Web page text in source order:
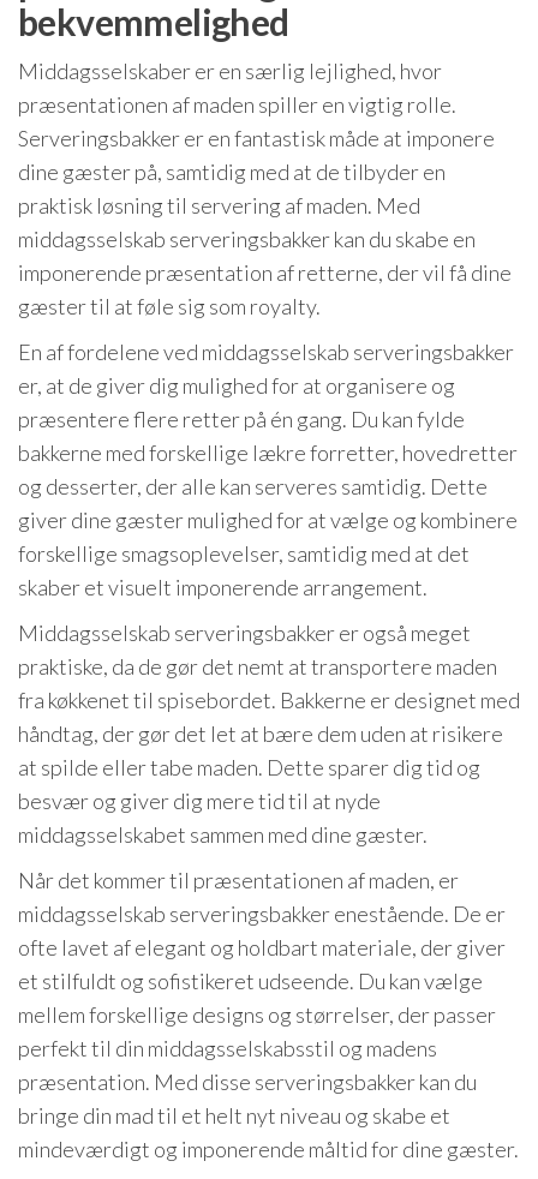
bekvemmelighed
Middagsselskaber er en særlig lejlighed, hvor
præsentationen af maden spiller en vigtig rolle.
Serveringsbakker er en fantastisk måde at imponere
dine gæster på, samtidig med at de tilbyder en
praktisk løsning til servering af maden. Med
middagsselskab serveringsbakker kan du skabe en
imponerende præsentation af retterne, der vil få dine
gæster til at føle sig som royalty.
En af fordelene ved middagsselskab serveringsbakker
er, at de giver dig mulighed for at organisere og
præsentere flere retter på én gang. Du kan fylde
bakkerne med forskellige lækre forretter, hovedretter
og desserter, der alle kan serveres samtidig. Dette
giver dine gæster mulighed for at vælge og kombinere
forskellige smagsoplevelser, samtidig med at det
skaber et visuelt imponerende arrangement.
Middagsselskab serveringsbakker er også meget
praktiske, da de gør det nemt at transportere maden
fra køkkenet til spisebordet. Bakkerne er designet med
håndtag, der gør det let at bære dem uden at risikere
at spilde eller tabe maden. Dette sparer dig tid og
besvær og giver dig mere tid til at nyde
middagsselskabet sammen med dine gæster.
Når det kommer til præsentationen af maden, er
middagsselskab serveringsbakker enestående. De er
ofte lavet af elegant og holdbart materiale, der giver
et stilfuldt og sofistikeret udseende. Du kan vælge
mellem forskellige designs og størrelser, der passer
perfekt til din middagsselskabsstil og madens
præsentation. Med disse serveringsbakker kan du
bringe din mad til et helt nyt niveau og skabe et
mindeværdigt og imponerende måltid for dine gæster.